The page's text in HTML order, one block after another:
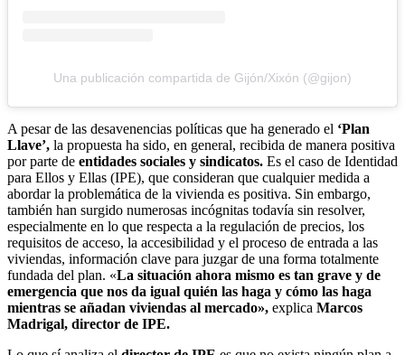
Una publicación compartida de Gijón/Xixón (@gijon)
A pesar de las desavenencias políticas que ha generado el ‘Plan
Llave’, la propuesta ha sido, en general, recibida de manera positiva
por parte de entidades sociales y sindicatos. Es el caso de Identidad
para Ellos y Ellas (IPE), que consideran que cualquier medida a
abordar la problemática de la vivienda es positiva. Sin embargo,
también han surgido numerosas incógnitas todavía sin resolver,
especialmente en lo que respecta a la regulación de precios, los
requisitos de acceso, la accesibilidad y el proceso de entrada a las
viviendas, información clave para juzgar de una forma totalmente
fundada del plan. «La situación ahora mismo es tan grave y de
emergencia que nos da igual quién las haga y cómo las haga
mientras se añadan viviendas al mercado», explica Marcos
Madrigal, director de IPE.